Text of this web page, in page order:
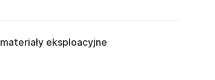
materiały eksploacyjne